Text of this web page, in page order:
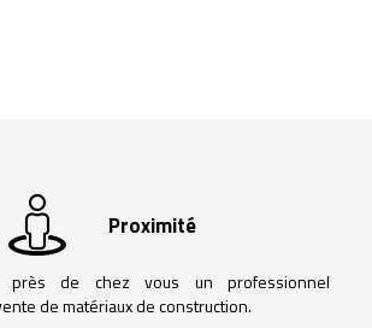
Proximité
près de chez vous un professionnel
de matériaux de construction.